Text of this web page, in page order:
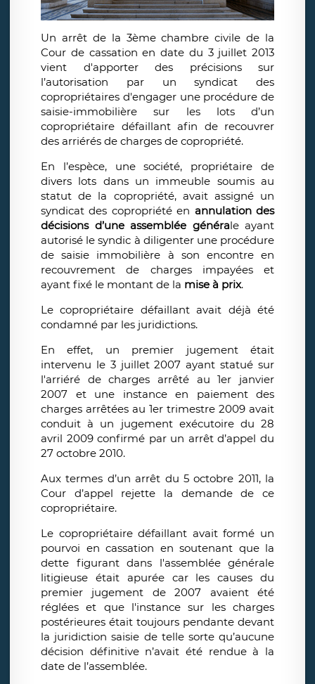
Un arrêt de la 3ème chambre civile de la
Cour de cassation en date du 3 juillet 2013
vient d'apporter des précisions sur
l’autorisation par un syndicat des
copropriétaires d'engager une procédure de
saisie-immobilière sur les lots d’un
copropriétaire défaillant afin de recouvrer
des arriérés de charges de copropriété.
En l’espèce, une société, propriétaire de
divers lots dans un immeuble soumis au
statut de la copropriété, avait assigné un
syndicat des copropriété en annulation des
décisions d’une assemblée générale ayant
autorisé le syndic à diligenter une procédure
de saisie immobilière à son encontre en
recouvrement de charges impayées et
ayant fixé le montant de la mise à prix.
Le copropriétaire défaillant avait déjà été
condamné par les juridictions.
En effet, un premier jugement était
intervenu le 3 juillet 2007 ayant statué sur
l'arriéré de charges arrêté au 1er janvier
2007 et une instance en paiement des
charges arrêtées au 1er trimestre 2009 avait
conduit à un jugement exécutoire du 28
avril 2009 confirmé par un arrêt d’appel du
27 octobre 2010.
Aux termes d’un arrêt du 5 octobre 2011, la
Cour d’appel rejette la demande de ce
copropriétaire.
Le copropriétaire défaillant avait formé un
pourvoi en cassation en soutenant que la
dette figurant dans l'assemblée générale
litigieuse était apurée car les causes du
premier jugement de 2007 avaient été
réglées et que l'instance sur les charges
postérieures était toujours pendante devant
la juridiction saisie de telle sorte qu’aucune
décision définitive n’avait été rendue à la
date de l’assemblée.